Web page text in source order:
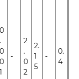
0
.
0
0
1
-
2
.
0
2
2.
1
5
-
0.
4